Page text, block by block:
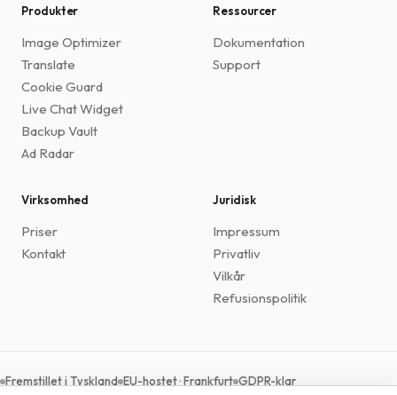
Produkter
Image Optimizer
Translate
Cookie Guard
Live Chat Widget
Backup Vault
Ad Radar
Ressourcer
Dokumentation
Support
Virksomhed
Priser
Kontakt
Juridisk
Impressum
Privatliv
Vilkår
Refusionspolitik
Fremstillet i Tyskland EU-hostet · Frankfurt GDPR-klar